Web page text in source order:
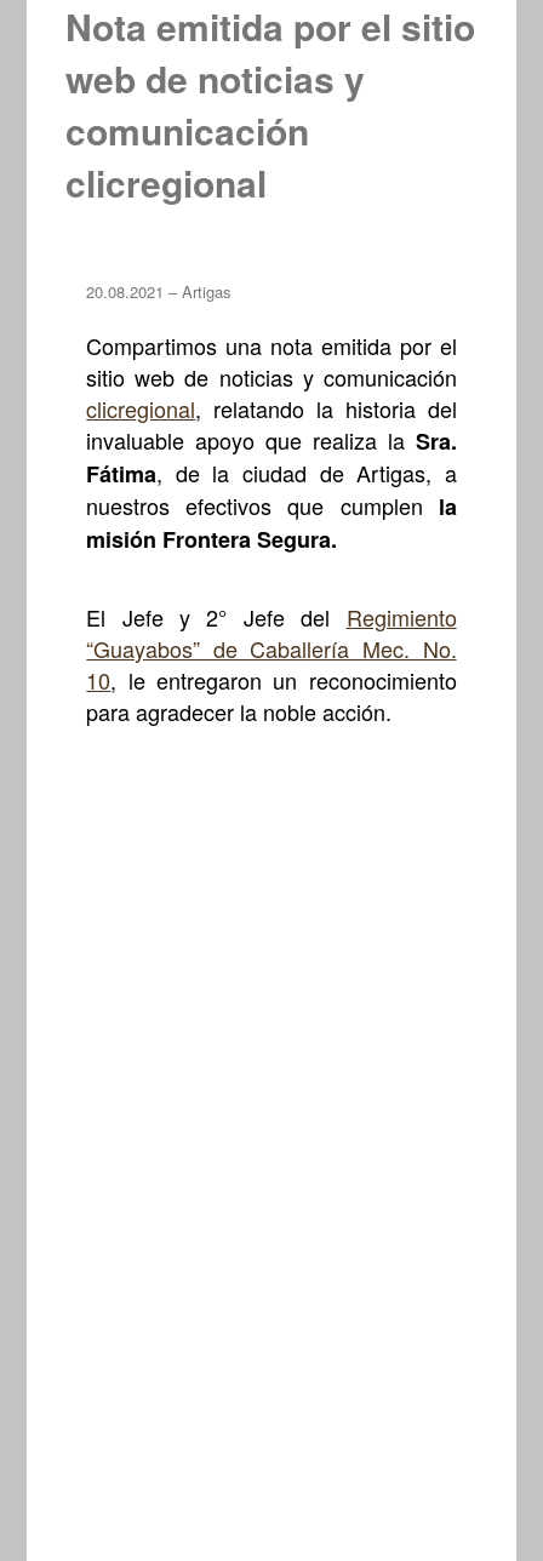
Nota emitida por el sitio
web de noticias y
comunicación
clicregional
20.08.2021 – Artigas
Compartimos una nota emitida por el
sitio web de noticias y comunicación
clicregional, relatando la historia del
invaluable apoyo que realiza la Sra.
Fátima, de la ciudad de Artigas, a
nuestros efectivos que cumplen la
misión Frontera Segura.
El Jefe y 2° Jefe del Regimiento
“Guayabos” de Caballería Mec. No.
10, le entregaron un reconocimiento
para agradecer la noble acción.